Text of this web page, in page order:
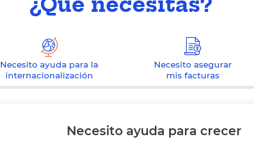
Necesito ayuda para la
internacionalización
Necesito asegurar
mis facturas
Necesito ayuda para crecer